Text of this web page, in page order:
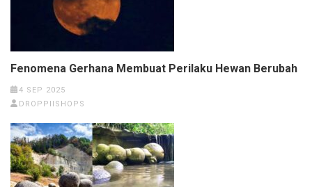
Fenomena Gerhana Membuat Perilaku Hewan Berubah
4 SEP 2025
DROPPIISHOPS